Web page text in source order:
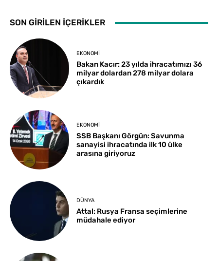
SON GİRİLEN İÇERİKLER
EKONOMI
Bakan Kacır: 23 yılda ihracatımızı 36
milyar dolardan 278 milyar dolara
çıkardık
EKONOMI
SSB Başkanı Görgün: Savunma
sanayisi ihracatında ilk 10 ülke
arasına giriyoruz
DÜNYA
Attal: Rusya Fransa seçimlerine
müdahale ediyor